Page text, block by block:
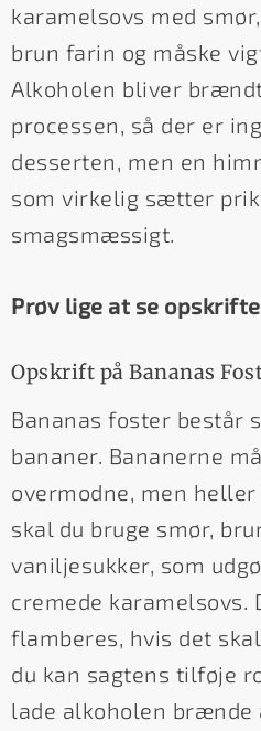
karamelsovs med
brun farin og måske
Alkoholen bliver
processen, så der er
desserten, men en
som virkelig sætter
smagsmæssigt.
Prøv lige at se
Opskrift på Bananas
Bananas foster består
bananer. Bananerne
overmodne, men heller
skal du bruge smør,
vaniljesukker, som
cremede karamelsovs.
flamberes, hvis det
du kan sagtens tilføje
lade alkoholen brænde